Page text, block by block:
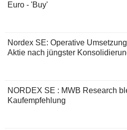
Euro - 'Buy'
Nordex SE: Operative
Aktie nach jüngster
NORDEX SE : MWB Research
Kaufempfehlung